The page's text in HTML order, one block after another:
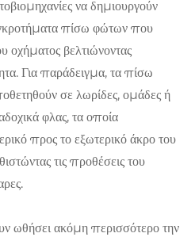
να δημιουργούν
πίσω φώτων που
οχήματος βελτιώνοντας
Για παράδειγμα, τα πίσω
σε λωρίδες, ομάδες ή
φλας, τα οποία
προς το εξωτερικό άκρο του
τις προθέσεις του
ωθήσει ακόμη περισσότερο την